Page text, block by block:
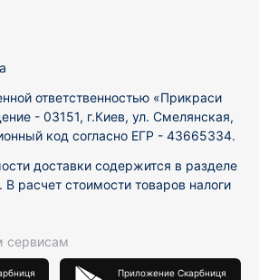
ответственностью «Прикраси
- 03151, г.Киев, ул. Смелянская,
код согласно ЕГР - 43665334.
доставки содержится в разделе
В расчет стоимости товаров налоги
сервисам
Приложение Скарбниця